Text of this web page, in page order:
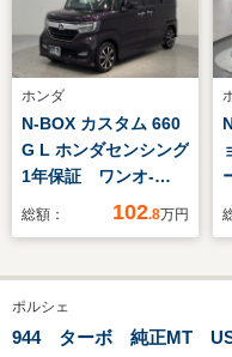
ホンダ
N-BOX カスタム 660
G L ホンダセンシング
1年保証 ワンオ-
ナ- TV Rカメラ
ト VSA クルコン
アルミ スマ-トキ-
盗難防止装置 整備記
総額： 102.8万円
ポルシェ
944 ターボ 純正MT